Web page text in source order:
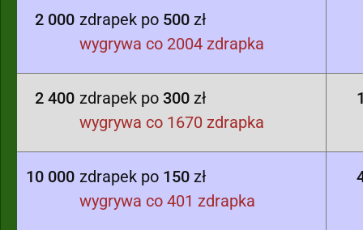
2 000 zdrapek po 500 zł
wygrywa co 2004 zdrapka
2 400 zdrapek po 300 zł
wygrywa co 1670 zdrapka
10 000 zdrapek po 150 zł
wygrywa co 401 zdrapka